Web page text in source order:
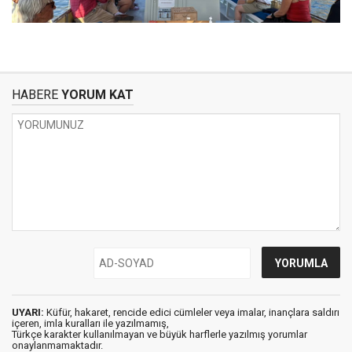
HABERE YORUM KAT
UYARI: Küfür, hakaret, rencide edici cümleler veya imalar, inançlara saldırı
içeren, imla kuralları ile yazılmamış,
Türkçe karakter kullanılmayan ve büyük harflerle yazılmış yorumlar
onaylanmamaktadır.